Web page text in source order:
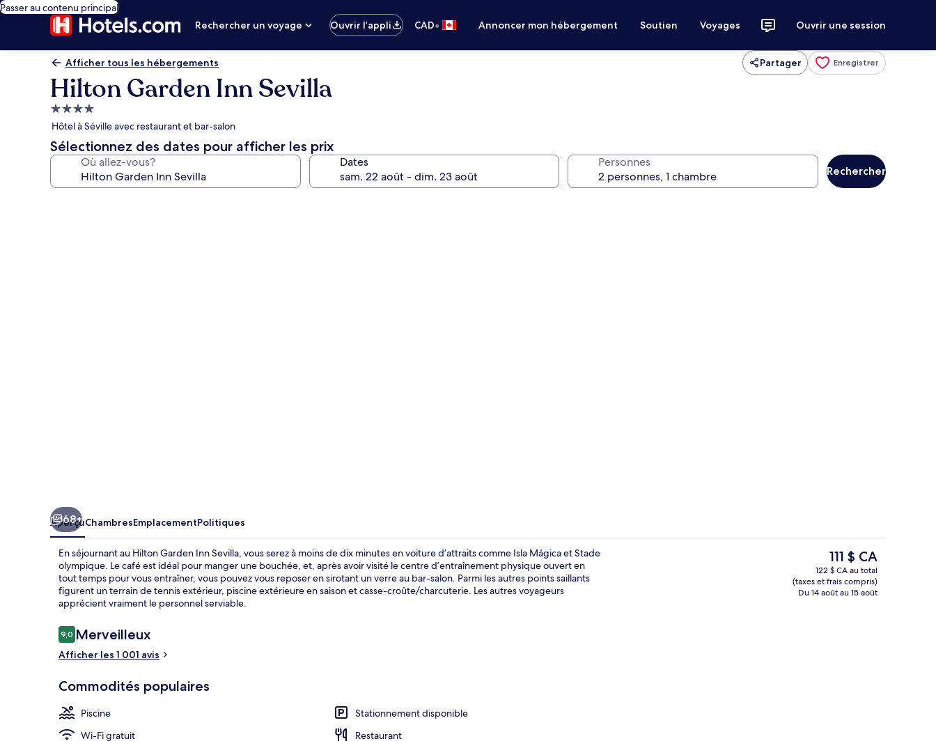
Passer au contenu principal
Rechercher un voyage
Ouvrir l’appli CAD• Annoncer mon hébergement Soutien Voyages Ouvrir une session
Afficher tous les hébergements Partager Enregistrer
Hilton Garden Inn Sevilla
Hébergement
4.0 étoiles
Hôtel à Séville avec restaurant et bar-salon
Sélectionnez des dates pour afficher les prix
Où allez-vous? Dates Personnes
Rechercher
Chambre familiale, chambres
68+
AperçuChambresEmplacementPolitiques
En séjournant au Hilton Garden Inn Sevilla, vous serez à moins de dix minutes en voiture d’attraits comme Isla Mágica et Stade
olympique. Le café est idéal pour manger une bouchée, et, après avoir visité le centre d’entraînement physique ouvert en
tout temps pour vous entraîner, vous pouvez vous reposer en sirotant un verre au bar-salon. Parmi les autres points saillants
figurent un terrain de tennis extérieur, piscine extérieure en saison et casse-croûte/charcuterie. Les autres voyageurs
apprécient vraiment le personnel serviable.
Avis
9,09,0 sur 10 –
Merveilleux
Afficher les 1 001 avis
Commodités populaires
Piscine
Stationnement disponible
Wi-Fi gratuit
Restaurant
Le
prix
actuel
est
111 $ CA
122 $ CA au total
(taxes et frais compris)
Du 14 août au 15 août